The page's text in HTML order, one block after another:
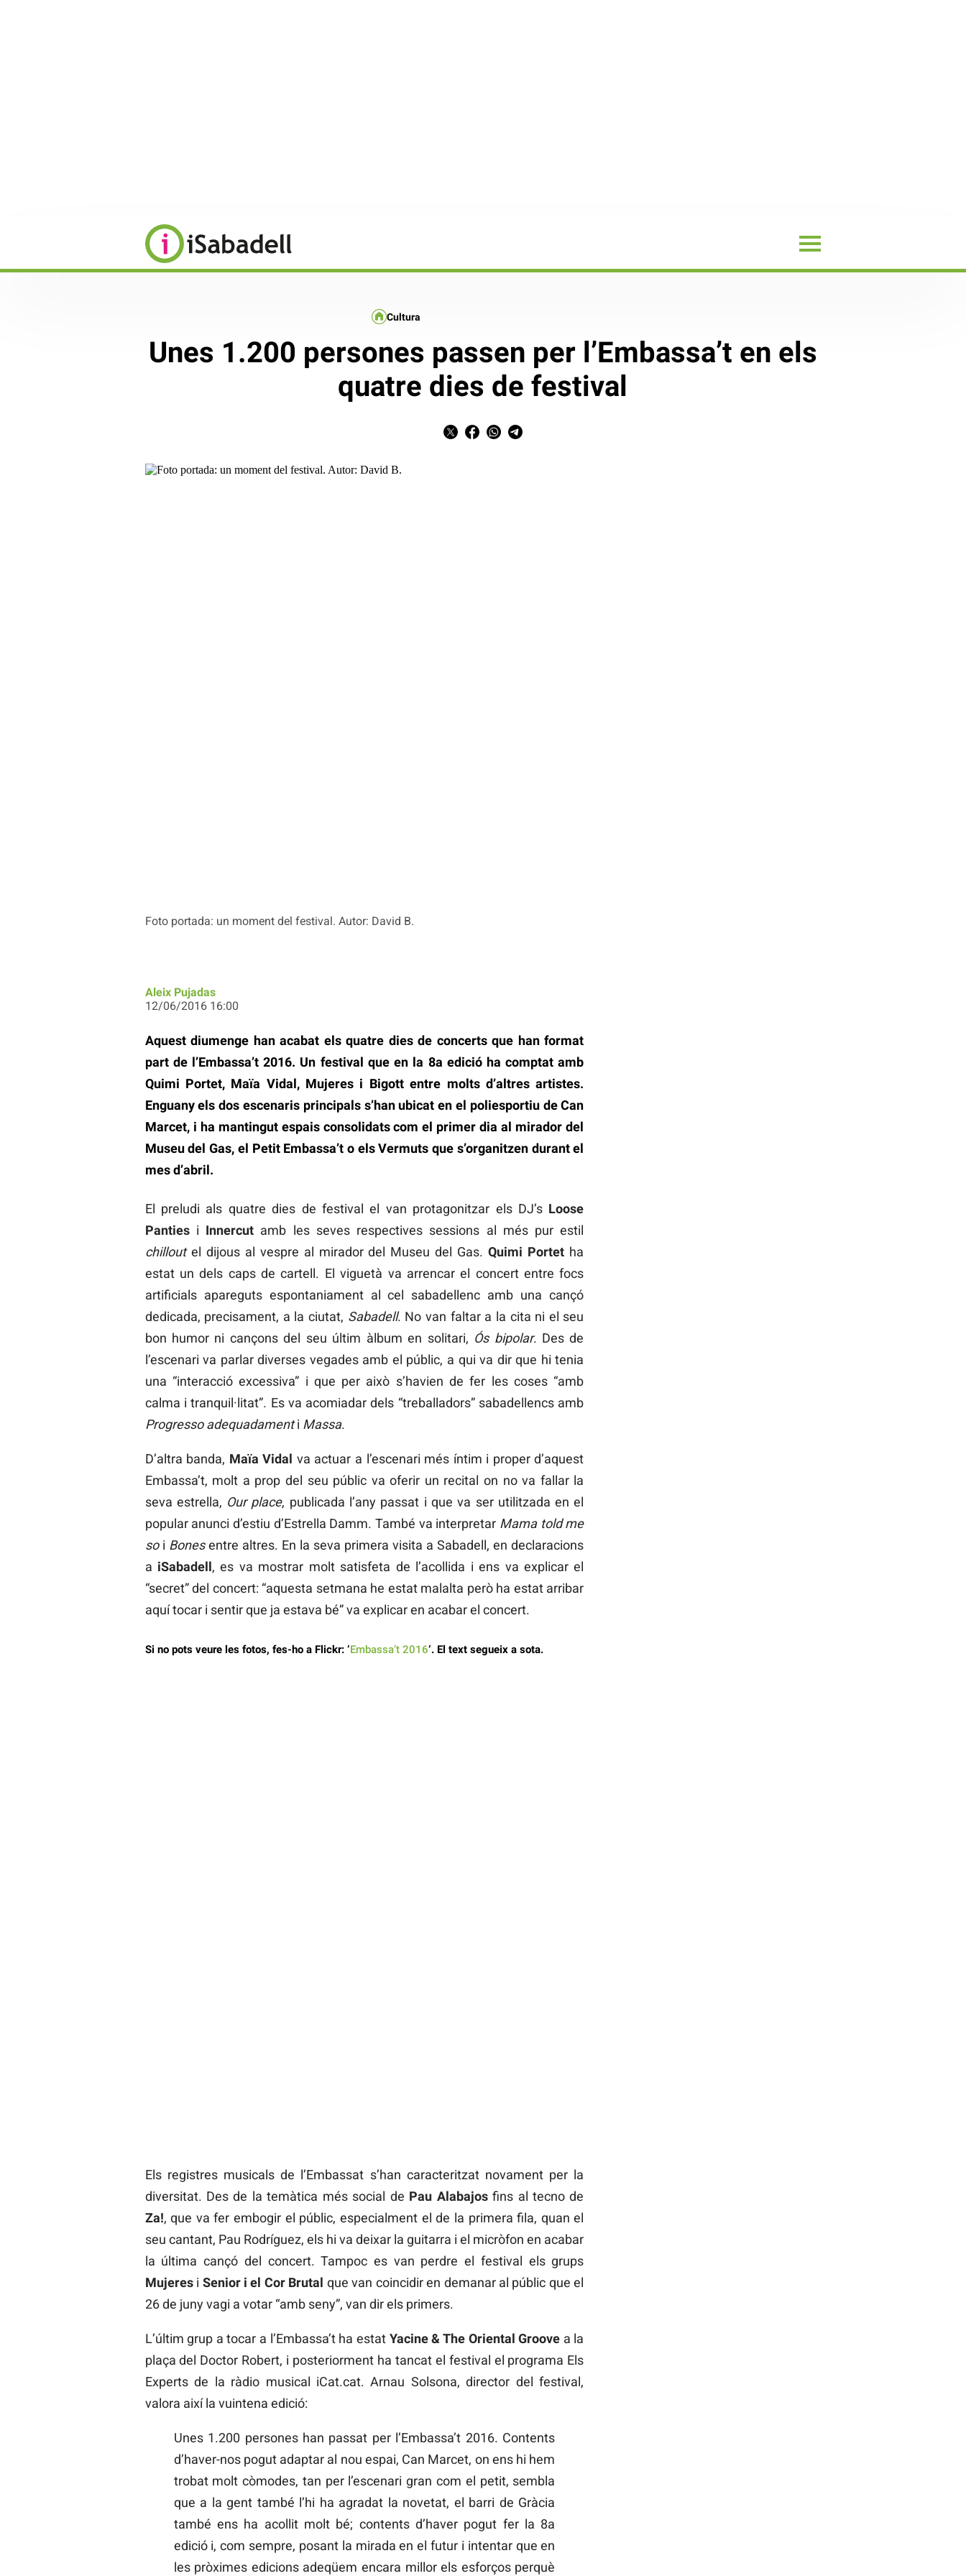
Foto portada: un moment del festival. Autor: David B.
Cultura
Unes 1.200 persones passen per l’Embassa’t en els
quatre dies de festival
Aleix Pujadas
12/06/2016 16:00
Aquest diumenge han acabat els quatre dies de concerts que han format
part de l’Embassa’t 2016. Un festival que en la 8a edició ha comptat amb
Quimi Portet, Maïa Vidal, Mujeres i Bigott entre molts d’altres artistes.
Enguany els dos escenaris principals s’han ubicat en el poliesportiu de Can
Marcet, i ha mantingut espais consolidats com el primer dia al mirador del
Museu del Gas, el Petit Embassa’t o els Vermuts que s’organitzen durant el
mes d’abril.
El preludi als quatre dies de festival el van protagonitzar els DJ’s Loose
Pantiesi Innercut amb les seves respectives sessions al més pur estil
chillout el dijous al vespre al mirador del Museu del Gas.Quimi Portet ha
estat un dels caps de cartell. El viguetà va arrencar el concert entre focs
artificials apareguts espontaniament al cel sabadellenc amb una cançó
dedicada, precisament, a la ciutat, Sabadell. No van faltar a la cita ni el seu
bon humor ni cançons del seu últim àlbum en solitari, Ós bipolar. Des de
l’escenari va parlar diverses vegades amb el públic, a qui va dir que hi tenia
una “interacció excessiva” i que per això s’havien de fer les coses “amb
calma i tranquil·litat”. Es va acomiadar dels “treballadors” sabadellencs amb
Progresso adequadamenti Massa.
D’altra banda, Maïa Vidal va actuar a l’escenari més íntim i proper d’aquest
Embassa’t, molt a prop del seu públic va oferir un recital on no va fallar la
seva estrella, Our place, publicada l’any passat i que va ser utilitzada en el
popular anunci d’estiu d’Estrella Damm. També va interpretar Mama told me
so i Bonesentre altres. En la seva primera visita a Sabadell, en declaracions
a iSabadell, es va mostrar molt satisfeta de l’acollida i ens va explicar el
“secret” del concert: “aquesta setmana he estat malalta però ha estat arribar
aquí tocar i sentir que ja estava bé” va explicar en acabar el concert.
Si no pots veure les fotos, fes-ho a Flickr: ‘Embassa’t 2016‘. El text segueix a sota.
Els registres musicals de l’Embassat s’han caracteritzat novament per la
diversitat. Des de la temàtica més social de Pau Alabajosfins al tecno de
Za!, que va fer embogir el públic, especialment el de la primera fila, quan el
seu cantant, Pau Rodríguez, els hi va deixar la guitarra i el micròfon en acabar
la última cançó del concert. Tampoc es van perdre el festival els grups
Mujeres i Senior i el Cor Brutal que van coincidir en demanar al públic que el
26 de juny vagi a votar “amb seny”, van dir els primers.
L’últim grup a tocar a l’Embassa’t ha estat Yacine & The Oriental Groove a la
plaça del Doctor Robert, i posteriorment ha tancat el festival el programa Els
Experts de la ràdio musical iCat.cat. Arnau Solsona, director del festival,
valora així la vuintena edició:
Unes 1.200 persones han passat per l’Embassa’t 2016. Contents
d’haver-nos pogut adaptar al nou espai, Can Marcet, on ens hi hem
trobat molt còmodes, tan per l’escenari gran com el petit, sembla
que a la gent també l’hi ha agradat la novetat, el barri de Gràcia
també ens ha acollit molt bé; contents d’haver pogut fer la 8a
edició i, com sempre, posant la mirada en el futur i intentar que en
les pròximes edicions adeqüem encara millor els esforços perquè